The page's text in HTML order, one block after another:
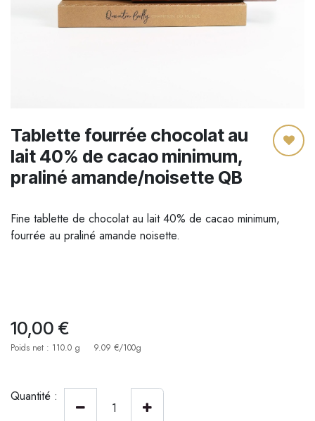
Tablette fourrée chocolat au
lait 40% de cacao minimum,
praliné amande/noisette QB
Fine tablette de chocolat au lait 40% de cacao minimum,
fourrée au praliné amande noisette.
10,00 €
Poids net : 110.0 g 9.09 €/100g
Quantité :